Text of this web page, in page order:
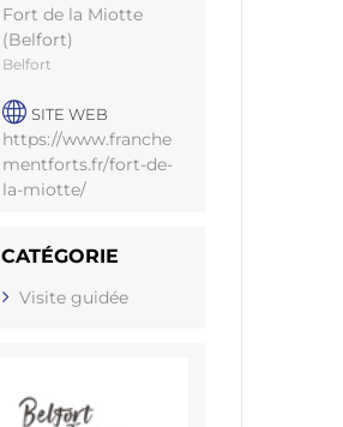
Fort de la Miotte
(Belfort)
Belfort
SITE WEB
https://www.franche
mentforts.fr/fort-de-
la-miotte/
CATÉGORIE
Visite guidée